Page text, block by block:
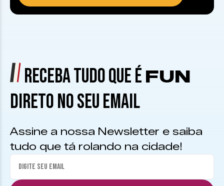
RECEBA TUDO QUE É FUN
DIRETO NO SEU EMAIL
Assine a nossa Newsletter e saiba
tudo que tá rolando na cidade!